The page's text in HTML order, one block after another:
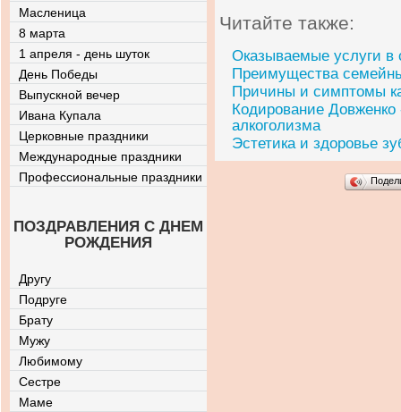
Читайте также:
Оказываемые услуги в
Преимущества
Причины и симптомы
Кодирование
алкоголизма
Эстетика и здоровье
Масленица
8 марта
1 апреля - день шуток
День Победы
Выпускной вечер
Ивана Купала
Церковные праздники
Международные праздники
Профессиональные праздники
ПОЗДРАВЛЕНИЯ С ДНЕМ
РОЖДЕНИЯ
Другу
Подруге
Брату
Мужу
Любимому
Сестре
Маме